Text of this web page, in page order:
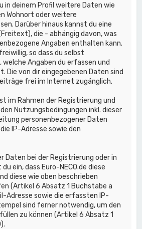
in deinem Profil weitere Daten wie
Wohnort oder weitere
Darüber hinaus kannst du eine
die - abhängig davon, was
Angaben enthalten kann.
so dass du selbst
Angaben du erfassen und
Die von dir eingegebenen Daten sind
frei im Internet zugänglich.
im Rahmen der Registrierung und
Nutzungsbedingungen inkl. dieser
personenbezogener Daten
IP-Adresse sowie den
Daten bei der Registrierung oder in
ein, dass Euro-NECO.de diese
diese wie oben beschrieben
(Artikel 6 Absatz 1 Buchstabe a
Adresse sowie die erfassten IP-
sind ferner notwendig, um den
zu können (Artikel 6 Absatz 1